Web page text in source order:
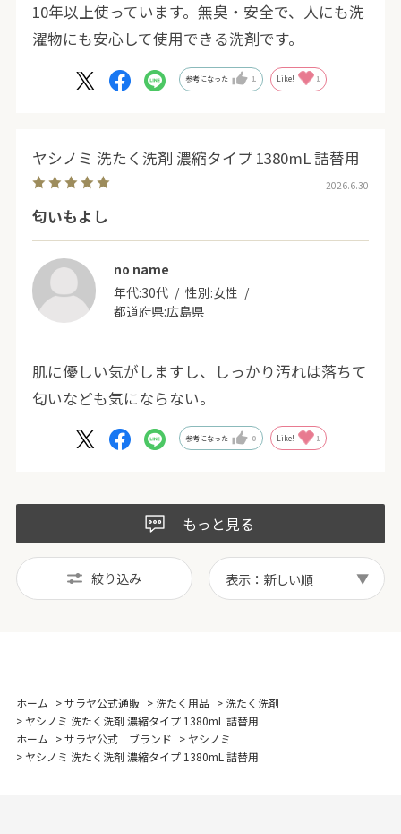
10年以上使っています。無臭・安全で、人にも洗
濯物にも安心して使用できる洗剤です。
参考になった 1 Like! 1
ヤシノミ 洗たく洗剤 濃縮タイプ 1380mL 詰替用
2026.6.30
匂いもよし
no name
年代:30代 性別:女性
都道府県:広島県
肌に優しい気がしますし、しっかり汚れは落ちて
匂いなども気にならない。
参考になった 0 Like! 1
もっと見る
絞り込み 表示：新しい順
ホーム >サラヤ公式通販 > 洗たく用品 > 洗たく洗剤
> ヤシノミ 洗たく洗剤 濃縮タイプ 1380mL 詰替用
ホーム >サラヤ公式 ブランド > ヤシノミ
> ヤシノミ 洗たく洗剤 濃縮タイプ 1380mL 詰替用